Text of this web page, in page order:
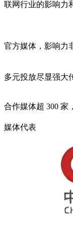
联网行业的影响力
官方媒体，影响力
多元投放尽显强大
合作媒体超 300 家
媒体代表